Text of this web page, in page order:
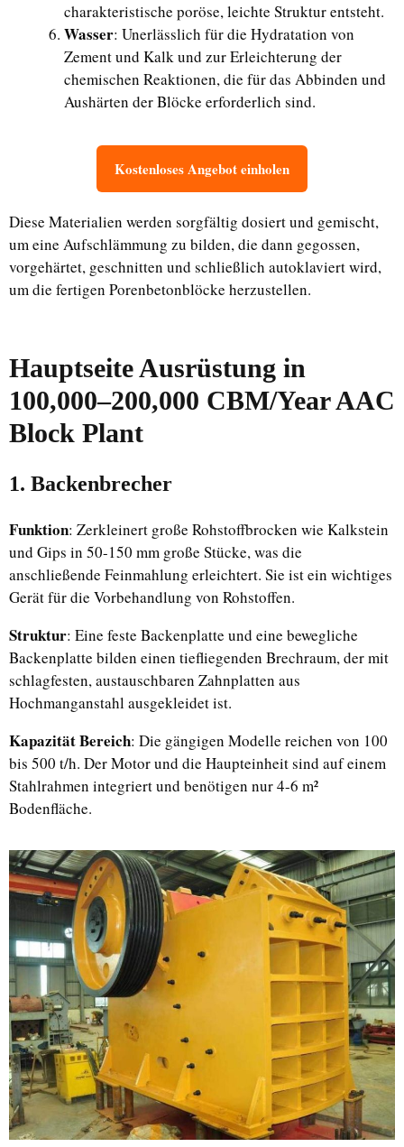
charakteristische poröse, leichte Struktur entsteht.
Wasser: Unerlässlich für die Hydratation von
Zement und Kalk und zur Erleichterung der
chemischen Reaktionen, die für das Abbinden und
Aushärten der Blöcke erforderlich sind.
Kostenloses Angebot einholen
Diese Materialien werden sorgfältig dosiert und gemischt,
um eine Aufschlämmung zu bilden, die dann gegossen,
vorgehärtet, geschnitten und schließlich autoklaviert wird,
um die fertigen Porenbetonblöcke herzustellen.
Hauptseite Ausrüstung in
100,000–200,000 CBM/Year AAC
Block Plant
1. Backenbrecher
Funktion: Zerkleinert große Rohstoffbrocken wie Kalkstein
und Gips in 50-150 mm große Stücke, was die
anschließende Feinmahlung erleichtert. Sie ist ein wichtiges
Gerät für die Vorbehandlung von Rohstoffen.
Struktur: Eine feste Backenplatte und eine bewegliche
Backenplatte bilden einen tiefliegenden Brechraum, der mit
schlagfesten, austauschbaren Zahnplatten aus
Hochmanganstahl ausgekleidet ist.
Kapazität Bereich: Die gängigen Modelle reichen von 100
bis 500 t/h. Der Motor und die Haupteinheit sind auf einem
Stahlrahmen integriert und benötigen nur 4-6 m²
Bodenfläche.